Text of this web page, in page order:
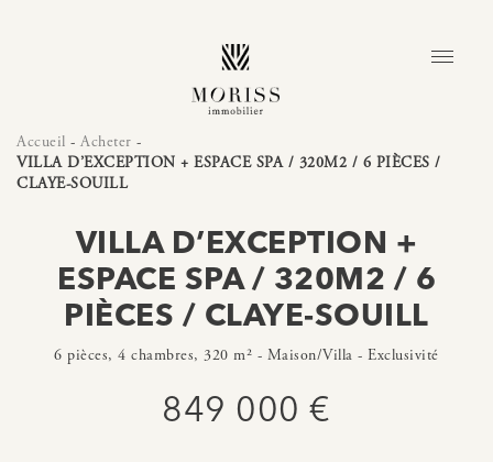
Accueil - Acheter -
VILLA D’EXCEPTION + ESPACE SPA / 320M2 / 6 PIÈCES /
CLAYE-SOUILL
VILLA D’EXCEPTION +
ESPACE SPA / 320M2 / 6
PIÈCES / CLAYE-SOUILL
6 pièces, 4 chambres, 320 m² - Maison/Villa - Exclusivité
849 000 €